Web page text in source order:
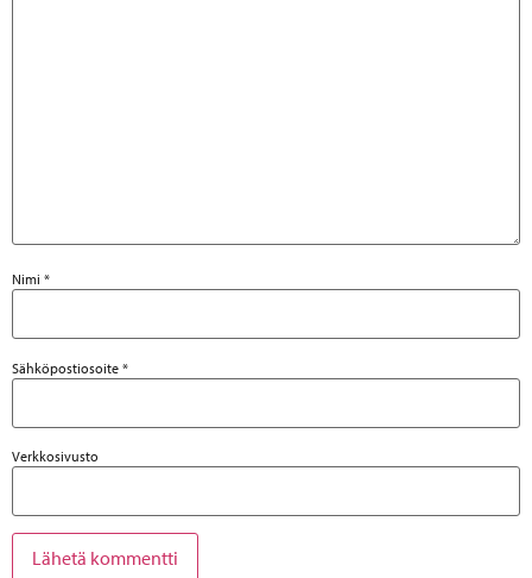
Nimi *
Sähköpostiosoite *
Verkkosivusto